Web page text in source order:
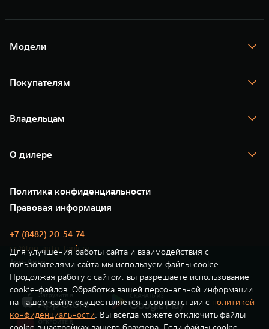
Модели
TANK 400
TANK 500
Покупателям
Тест-драйв
TANK Финансы
Корпоративным клиентам
Зарядные станции
Владельцам
Помощь на дороге
Новые цифровые сервисы TANK
Сервис
Нулевое ТО
Моторные масла
О дилере
35 лет GWM
GWM ТЕХ ДЕНЬ
Новости
Политика конфиденциальности
Правовая информация
+7 (8482) 20-54-74
cs@ton-auto-tank.ru
Тон-Авто
Для улучшения работы сайта и взаимодействия с
пользователями сайта мы используем файлы cookie.
Продолжая работу с сайтом, вы разрешаете использование
cookie-файлов. Обработка вашей персональной информации
на нашем сайте осуществляется в соответствии с политикой
конфиденциальности. Вы всегда можете отключить файлы